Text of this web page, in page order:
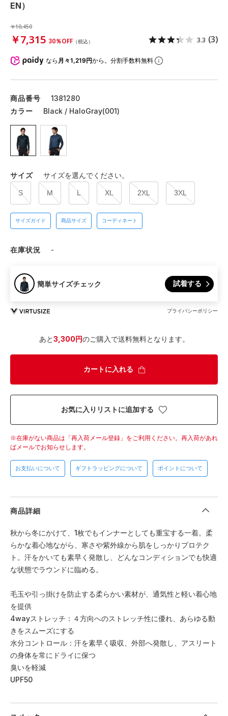
EN）
￥10,450
￥7,315 30％OFF （税込） 3.3 (3)
なら 月々1,219円から。分割手数料無料
商品番号
1381280
カラー
Black / HaloGray(001)
サイズ サイズを選んでください。
S M L XL 2XL 3XL
サイズガイド 商品サイズ コーディネート
在庫状況 -
簡単サイズチェック 試着する
プライバシーポリシー
あと3,300円のご購入で送料無料となります。
カートに入れる
お気に入りリストに追加する
在庫がない商品は「再入荷メール登録」をご利用ください。 再入荷があれ
ばメールでお知らせします。
お支払いについて ギフトラッピングについて ポイントについて
商品詳細
秋から冬にかけて、1枚でもインナーとしても重宝する一着。柔
らかな着心地ながら、寒さや紫外線から肌をしっかりプロテク
ト。汗をかいても素早く発散し、どんなコンディションでも快適
な状態でラウンドに臨める。
毛玉や引っ掛けを防止する柔らかい素材が、通気性と軽い着心地
を提供
4wayストレッチ：４方向へのストレッチ性に優れ、あらゆる動
きをスムーズにする
水分コントロール：汗を素早く吸収、外部へ発散し、アスリート
の身体を常にドライに保つ
臭いを軽減
UPF50